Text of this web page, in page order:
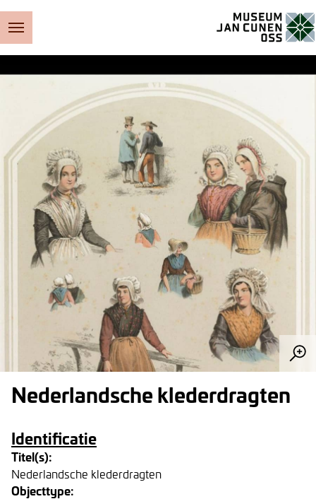
Nederlandsche klederdragten
Identificatie
Titel(s):
Nederlandsche klederdragten
Objecttype: